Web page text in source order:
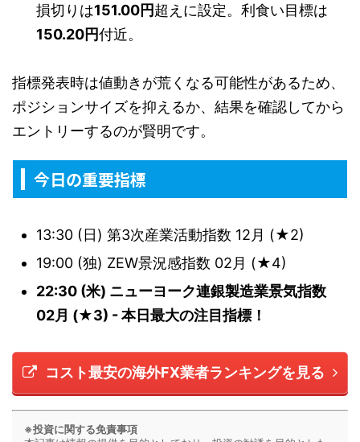
損切りは151.00円超えに設定。利食い目標は
150.20円付近。
指標発表時は値動きが荒くなる可能性があるため、
ポジションサイズを抑えるか、結果を確認してから
エントリーするのが賢明です。
今日の重要指標
13:30 (日) 第3次産業活動指数 12月 (★2)
19:00 (独) ZEW景況感指数 02月 (★4)
22:30 (米) ニューヨーク連銀製造業景気指数
02月 (★3) - 本日最大の注目指標！
コスト最安の海外FX業者ランキングを見る
※投資に関する免責事項